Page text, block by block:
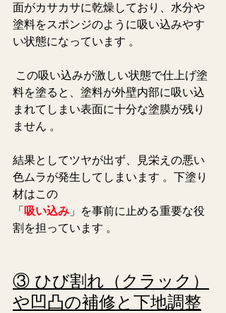
面がカサカサに乾燥しており、水分や
塗料をスポンジのように吸い込みやす
い状態になっています 。
料を塗ると、塗料が外壁内部に吸い込
まれてしまい表面に十分な塗膜が残り
ません 。
結果としてツヤが出ず、見栄えの悪い
色ムラが発生してしまいます 。下塗り
材はこの
「吸い込み 」を事前に止める重要な役
割を担っています 。
③ ひび割れ（クラック）
や凹凸の補修と下地調整